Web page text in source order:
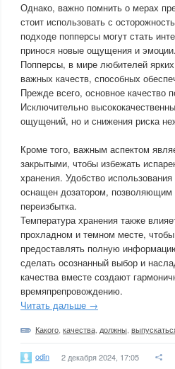
Однако, важно помнить о мерах
стоит использовать с
подходе попперсы могут стать
принося новые ощущения и эмоции.
Попперсы, в мире любителей
важных качеств, способных
Прежде всего, основное качество
Исключительно
ощущений, но и снижения риска
Кроме того, важным аспектом
закрытыми, чтобы избежать
хранения. Удобство
оснащен дозатором, позволяющим
переизбытка.
Температура хранения также
прохладном и темном месте,
предоставлять полную
сделать осознанный выбор и
качества вместе создают
времяпрепровождению.
Читать дальше →
Какого качества должны
odin 2 декабря 2024, 17:05